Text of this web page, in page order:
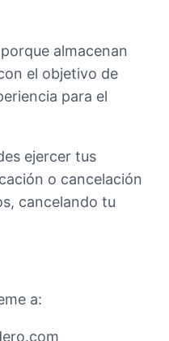
almacenan
el objetivo de
para el
ejercer tus
o cancelación
cancelando tu
a: